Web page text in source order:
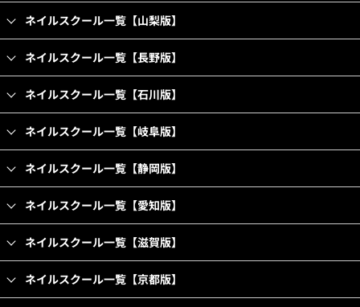
ネイルスクール一覧【山梨版】
ネイルスクール一覧【長野版】
ネイルスクール一覧【石川版】
ネイルスクール一覧【岐阜版】
ネイルスクール一覧【静岡版】
ネイルスクール一覧【愛知版】
ネイルスクール一覧【滋賀版】
ネイルスクール一覧【京都版】